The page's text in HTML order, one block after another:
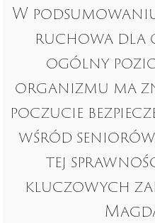
W
ruchowa dla
ogólny
organizmu ma
poczucie
wśród
tej
kluczowych